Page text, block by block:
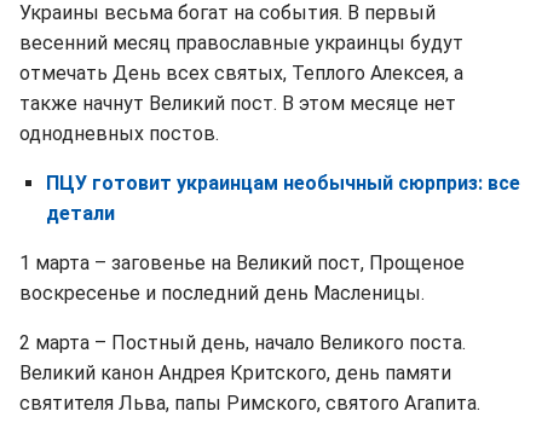
Украины весьма богат на события. В первый
весенний месяц православные украинцы будут
отмечать День всех святых, Теплого Алексея, а
также начнут Великий пост. В этом месяце нет
однодневных постов.
ПЦУ готовит украинцам необычный сюрприз: все
детали
1 марта – заговенье на Великий пост, Прощеное
воскресенье и последний день Масленицы.
2 марта – Постный день, начало Великого поста.
Великий канон Андрея Критского, день памяти
святителя Льва, папы Римского, святого Агапита.